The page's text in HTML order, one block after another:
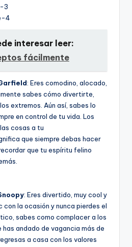
3
4
interesar leer:
fácilmente
: Eres comodino, alocado,
sabes cómo divertirte,
extremos. Aún así­, sabes lo
en control de tu vida. Los
cosas a tu
que siempre debas hacer
que tu espí­ritu felino
: Eres divertido, muy cool y
con la ocasión y nunca pierdes el
sabes como complacer a los
andado de vagancia más de
a casa con los valores